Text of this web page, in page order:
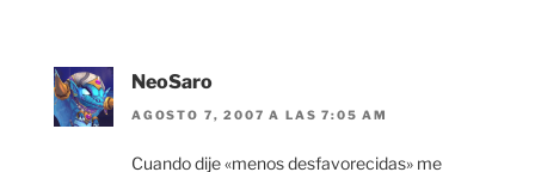
NeoSaro
AGOSTO 7, 2007 A LAS 7:05 AM
Cuando dije «menos desfavorecidas» me